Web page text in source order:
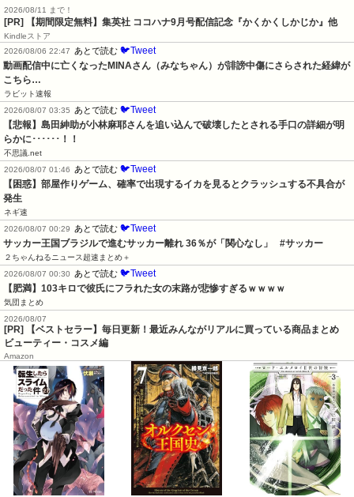
2026/08/11 まで！
[PR] 【期間限定無料】集英社 ココハナ9月号配信記念『かくかくしかじか』他
Kindleストア
2026/08/06 22:47 あとで読む 🐦Tweet
動画配信中に亡くなったMINAさん（みなちゃん）が誹謗中傷にさらされた経緯が
こちら…
ラビット速報
2026/08/07 03:35 あとで読む 🐦Tweet
【悲報】島田紳助が小林麻耶さんを追い込んで破壊したとされる手口の詳細が明
らかに･･････！！
不思議.net
2026/08/07 01:46 あとで読む 🐦Tweet
【困惑】部屋作りゲーム、確率で出現するイカを見るとクラッシュする不具合が
発生
ネギ速
2026/08/07 00:29 あとで読む 🐦Tweet
サッカー王国ブラジルで進むサッカー離れ 36％が「関心なし」   #サッカー
２ちゃんねるニュース超速まとめ＋
2026/08/07 00:30 あとで読む 🐦Tweet
【肥満】103キロで彼氏にフラれた女の末路が悲惨すぎるｗｗｗｗ
気団まとめ
2026/08/07
[PR] 【ベストセラー】毎日更新！最近みんながリアルに買っている商品まとめ
ビューティー・コスメ編
Amazon